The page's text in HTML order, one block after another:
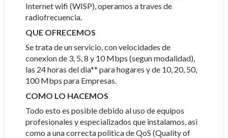
Internet wifi (WISP), operamos a traves de
radiofrecuencia.
QUE OFRECEMOS
Se trata de un servicio, con velocidades de
conexion de 3, 5, 8 y 10 Mbps (segun modalidad),
las 24 horas del dia** para hogares y de 10, 20, 50,
100 Mbps para Empresas.
COMO LO HACEMOS
Todo esto es posible debido al uso de equipos
profesionales y especializados que instalamos, asi
como a una correcta politica de QoS (Quality of